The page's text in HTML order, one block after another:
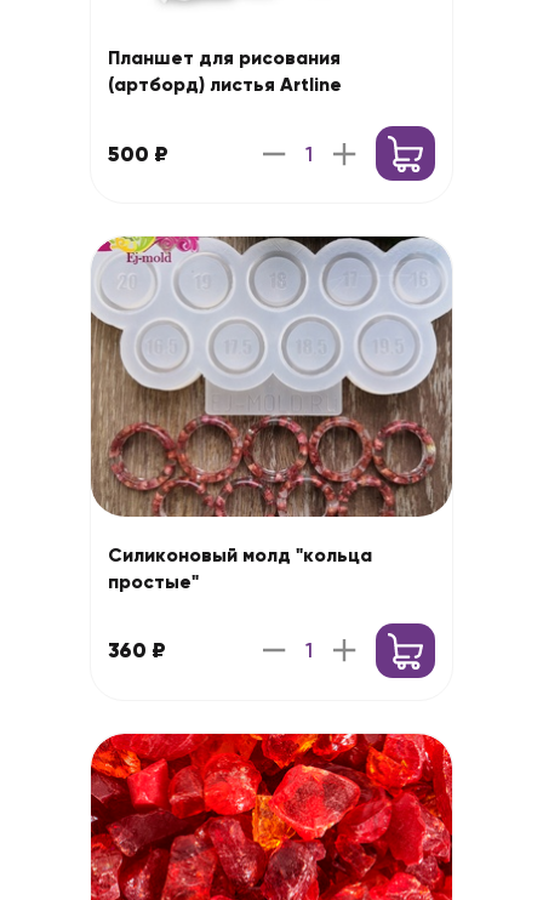
Планшет для рисования
(артборд) листья Artline
500 ₽
Силиконовый молд "кольца
простые"
360 ₽